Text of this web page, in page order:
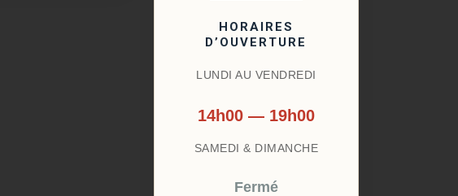
HORAIRES
D’OUVERTURE
LUNDI AU VENDREDI
14h00 — 19h00
SAMEDI & DIMANCHE
Fermé